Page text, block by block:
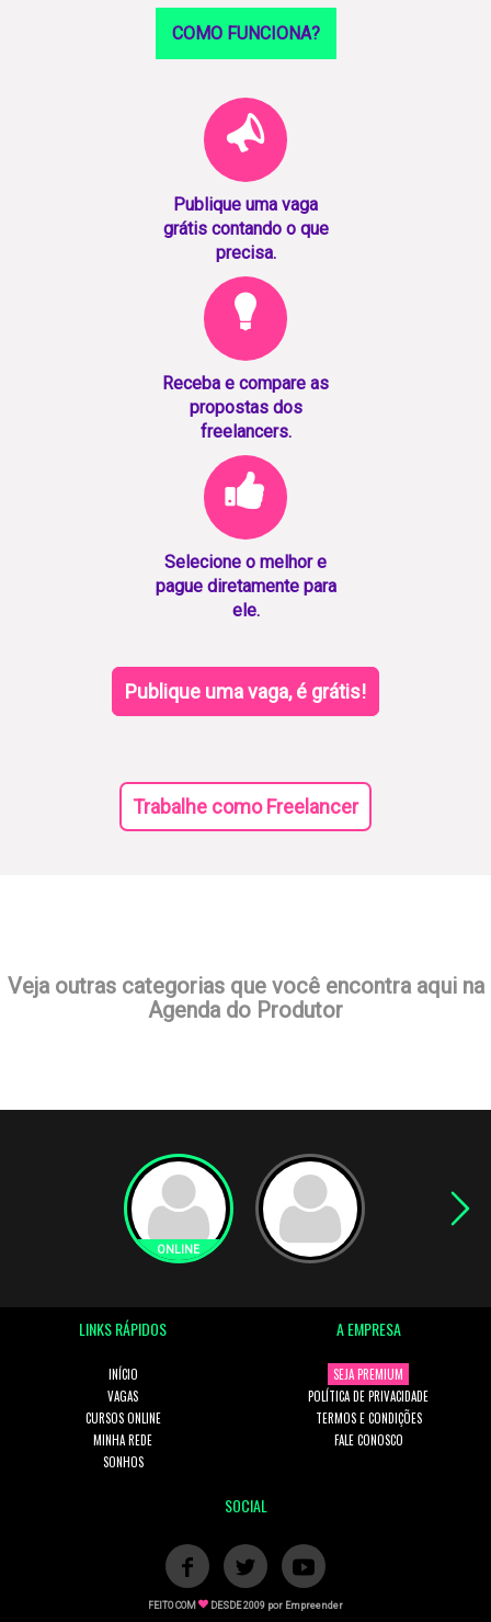
COMO FUNCIONA?
Publique uma vaga
grátis contando o que
precisa.
Receba e compare as
propostas dos
freelancers.
Selecione o melhor e
pague diretamente para
ele.
Publique uma vaga, é grátis!
Trabalhe como Freelancer
Veja outras categorias que você encontra aqui na
Agenda do Produtor
LINKS RÁPIDOS
INÍCIO
VAGAS
CURSOS ONLINE
MINHA REDE
SONHOS
A EMPRESA
SEJA PREMIUM
POLÍTICA DE PRIVACIDADE
TERMOS E CONDIÇÕES
FALE CONOSCO
SOCIAL
FEITO COM DESDE 2009 por Empreender